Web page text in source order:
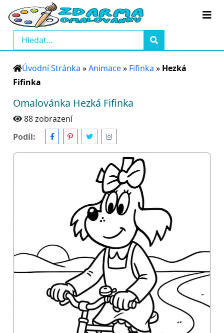
Úvodní Stránka »Animace» Fifinka » Hezká
Fifinka
Omalovánka Hezká Fifinka
88 zobrazení
Podíl: